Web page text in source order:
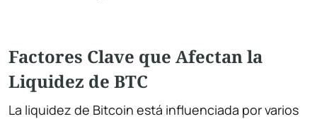
Factores Clave que Afectan la
Liquidez de BTC
La liquidez de Bitcoin está influenciada por varios